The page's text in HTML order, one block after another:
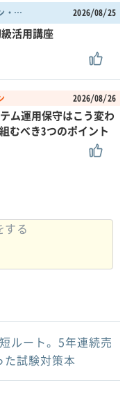
オンライン・東京都 2026/08/25
活用講座
2026/08/26
ム運用保守はこう変わ
むべき3つのポイント
ルート。5年連続売
試験対策本